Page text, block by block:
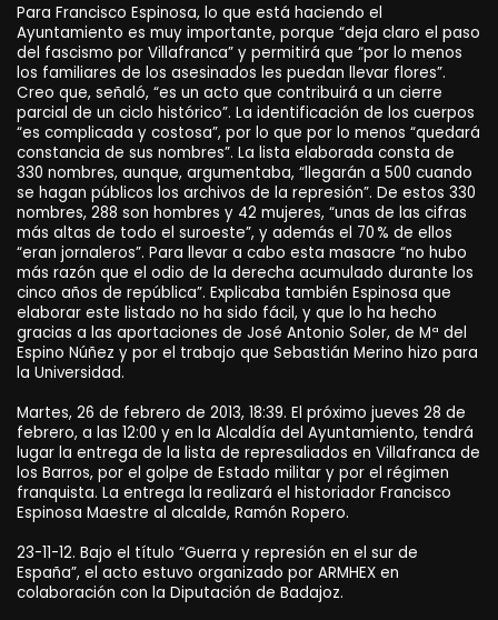
Para Francisco Espinosa, lo que está haciendo el
Ayuntamiento es muy importante, porque “deja claro el paso
del fascismo por Villafranca” y permitirá que “por lo menos
los familiares de los asesinados les puedan llevar flores”.
Creo que, señaló, “es un acto que contribuirá a un cierre
parcial de un ciclo histórico”. La identificación de los cuerpos
“es complicada y costosa”, por lo que por lo menos “quedará
constancia de sus nombres”. La lista elaborada consta de
330 nombres, aunque, argumentaba, “llegarán a 500 cuando
se hagan públicos los archivos de la represión”. De estos 330
nombres, 288 son hombres y 42 mujeres, “unas de las cifras
más altas de todo el suroeste”, y además el 70 % de ellos
“eran jornaleros”. Para llevar a cabo esta masacre “no hubo
más razón que el odio de la derecha acumulado durante los
cinco años de república”. Explicaba también Espinosa que
elaborar este listado no ha sido fácil, y que lo ha hecho
gracias a las aportaciones de José Antonio Soler, de Mª del
Espino Núñez y por el trabajo que Sebastián Merino hizo para
la Universidad.
Martes, 26 de febrero de 2013, 18:39. El próximo jueves 28 de
febrero, a las 12:00 y en la Alcaldía del Ayuntamiento, tendrá
lugar la entrega de la lista de represaliados en Villafranca de
los Barros, por el golpe de Estado militar y por el régimen
franquista. La entrega la realizará el historiador Francisco
Espinosa Maestre al alcalde, Ramón Ropero.
23-11-12. Bajo el título “Guerra y represión en el sur de
España”, el acto estuvo organizado por ARMHEX en
colaboración con la Diputación de Badajoz.